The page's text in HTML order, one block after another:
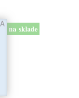
na sklade